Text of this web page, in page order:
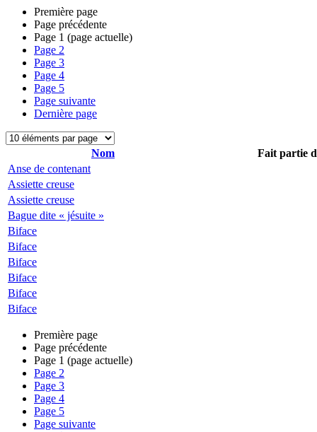
Première page
Page précédente
Page 1 (page actuelle)
Page 2
Page 3
Page 4
Page 5
Page suivante
Dernière page
Nom
Fait partie
Anse de contenant
Assiette creuse
Assiette creuse
Bague dite « jésuite »
Biface
Biface
Biface
Biface
Biface
Biface
Première page
Page précédente
Page 1 (page actuelle)
Page 2
Page 3
Page 4
Page 5
Page suivante